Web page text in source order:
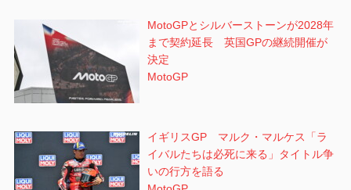
MotoGPとシルバーストーンが2028年
まで契約延長 英国GPの継続開催が
決定
MotoGP
イギリスGP マルク・マルケス「ラ
イバルたちは必死に来る」タイトル争
いの行方を語る